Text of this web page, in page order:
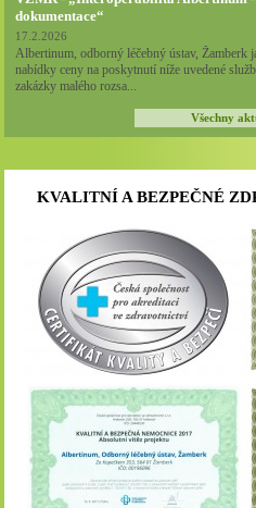
dokumentace“
17.2.2026
Albertinum, odborný léčebný ústav, Žamberk
nabídky ceny na poskytnutí níže uvedené
zakázky malého rozsa...
Všechny
KVALITNÍ A BEZPEČNÉ